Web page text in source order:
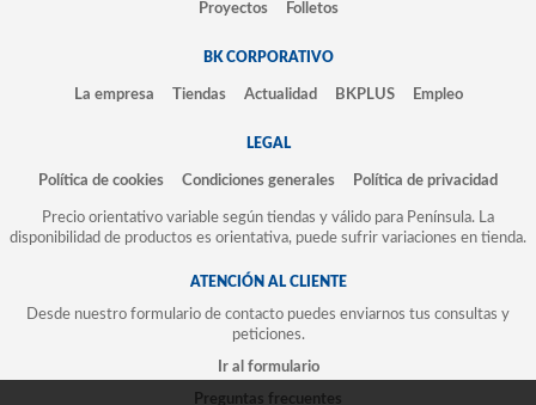
Proyectos Folletos
BK CORPORATIVO
La empresa Tiendas Actualidad BKPLUS Empleo
LEGAL
Política de cookies Condiciones generales Política de privacidad
Precio orientativo variable según tiendas y válido para Península. La
disponibilidad de productos es orientativa, puede sufrir variaciones en tienda.
ATENCIÓN AL CLIENTE
Desde nuestro formulario de contacto puedes enviarnos tus consultas y
peticiones.
Ir al formulario
Preguntas frecuentes